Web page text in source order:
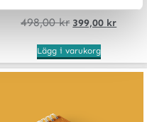
Betygsatt
5.00
498,00kr 399,00 kr
Lägg i varukorg